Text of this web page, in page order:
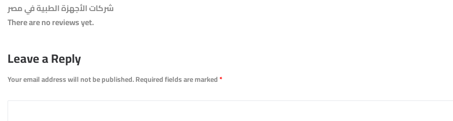
شركات الأجهزة الطبية في مصر
There are no reviews yet.
Leave a Reply
Your email address will not be published.Required fields are marked*